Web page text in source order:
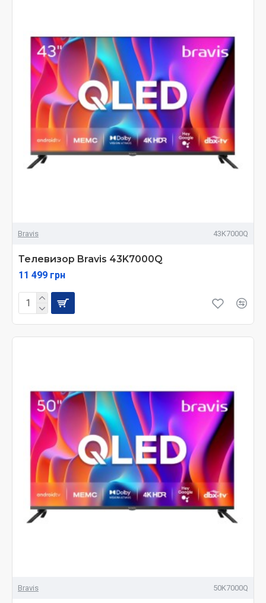
Bravis 43K7000Q
Телевизор Bravis 43K7000Q
11 499 грн
Bravis 50K7000Q